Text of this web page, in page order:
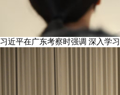
习近平在广东考察时强调 深入学